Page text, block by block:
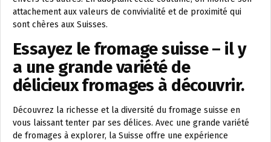
attachement aux valeurs de convivialité et de proximité qui
sont chères aux Suisses.
Essayez le fromage suisse – il y
a une grande variété de
délicieux fromages à découvrir.
Découvrez la richesse et la diversité du fromage suisse en
vous laissant tenter par ses délices. Avec une grande variété
de fromages à explorer, la Suisse offre une expérience